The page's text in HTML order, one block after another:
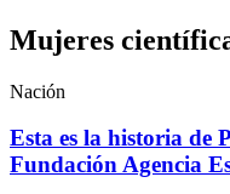
Mujeres
Nación
Esta es la historia de
Fundación Agencia